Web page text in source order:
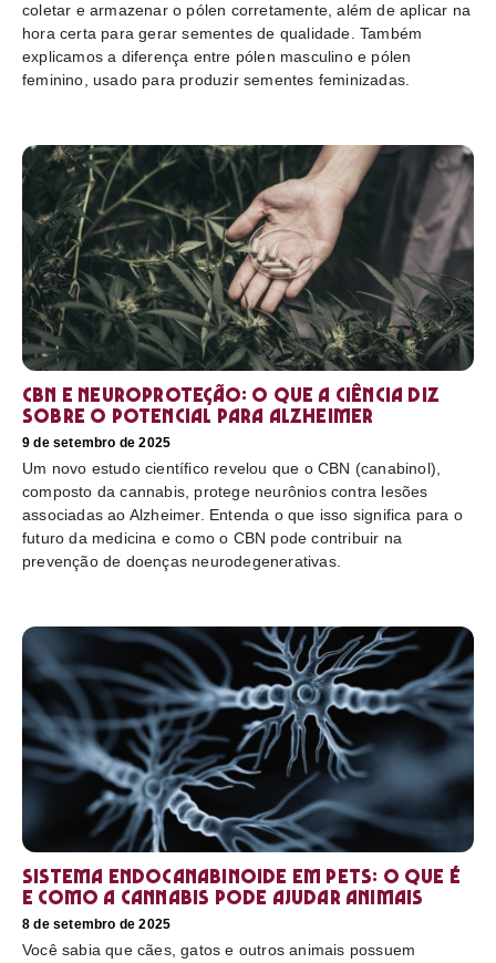
coletar e armazenar o pólen corretamente, além de aplicar na
hora certa para gerar sementes de qualidade. Também
explicamos a diferença entre pólen masculino e pólen
feminino, usado para produzir sementes feminizadas.
CBN e neuroproteção: o que a ciência diz
sobre o potencial para Alzheimer
9 de setembro de 2025
Um novo estudo científico revelou que o CBN (canabinol),
composto da cannabis, protege neurônios contra lesões
associadas ao Alzheimer. Entenda o que isso significa para o
futuro da medicina e como o CBN pode contribuir na
prevenção de doenças neurodegenerativas.
Sistema endocanabinoide em pets: o que é
e como a cannabis pode ajudar animais
8 de setembro de 2025
Você sabia que cães, gatos e outros animais possuem